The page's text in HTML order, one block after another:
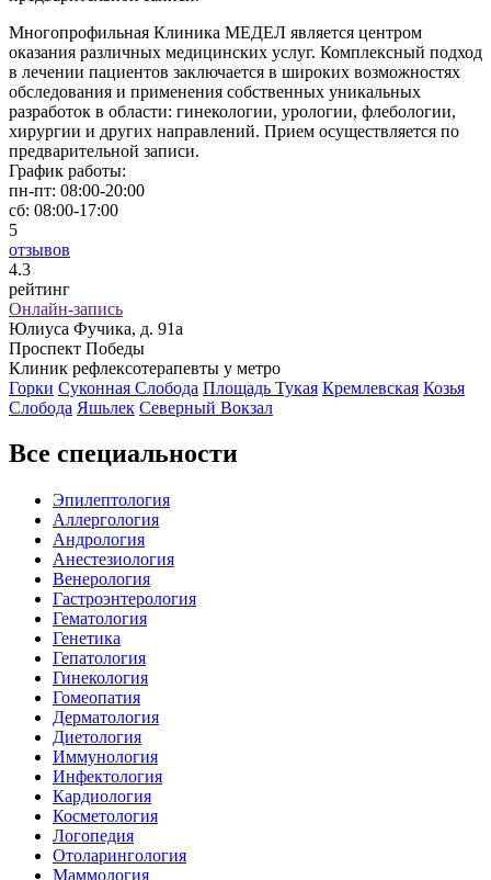
Многопрофильная Клиника МЕДЕЛ является центром
оказания различных медицинских услуг. Комплексный подход
в лечении пациентов заключается в широких возможностях
обследования и применения собственных уникальных
разработок в области: гинекологии, урологии, флебологии,
хирургии и других направлений. Прием осуществляется по
предварительной записи.
График работы:
пн-пт: 08:00-20:00
сб: 08:00-17:00
5
отзывов
4.3
рейтинг
Онлайн-запись
Юлиуса Фучика, д. 91а
Проспект Победы
Клиник рефлексотерапевты у метро
Горки Суконная Слобода Площадь Тукая Кремлевская Козья
Слобода Яшьлек Северный Вокзал
Все специальности
Эпилептология
Аллергология
Андрология
Анестезиология
Венерология
Гастроэнтерология
Гематология
Генетика
Гепатология
Гинекология
Гомеопатия
Дерматология
Диетология
Иммунология
Инфектология
Кардиология
Косметология
Логопедия
Отоларингология
Маммология